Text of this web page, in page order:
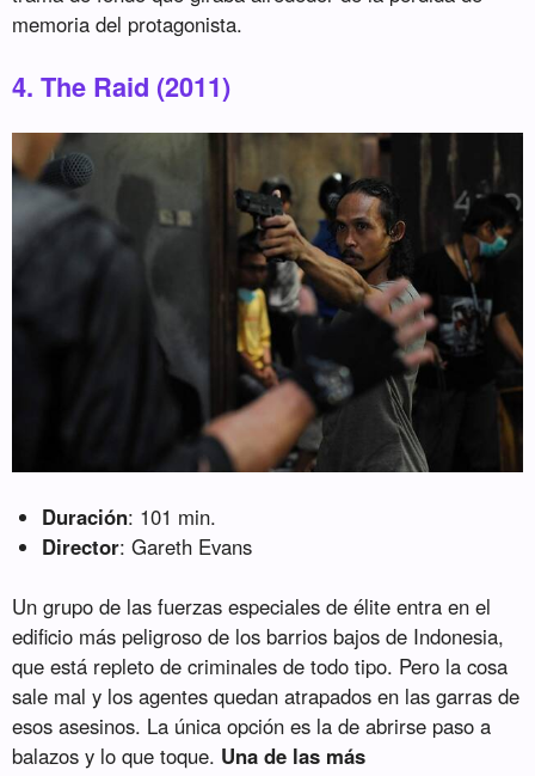
memoria del protagonista.
4. The Raid (2011)
Duración: 101 min.
Director: Gareth Evans
Un grupo de las fuerzas especiales de élite entra en el
edificio más peligroso de los barrios bajos de Indonesia,
que está repleto de criminales de todo tipo. Pero la cosa
sale mal y los agentes quedan atrapados en las garras de
esos asesinos. La única opción es la de abrirse paso a
balazos y lo que toque. Una de las más